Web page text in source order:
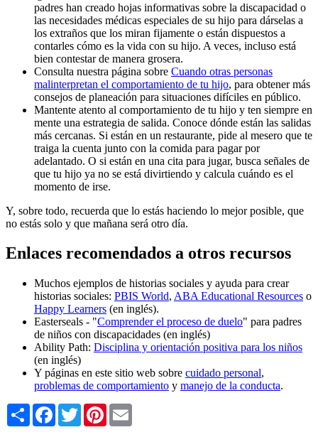
padres han creado hojas informativas sobre la discapacidad o
las necesidades médicas especiales de su hijo para dárselas a
los extraños que los miran fijamente o están dispuestos a
contarles cómo es la vida con su hijo. A veces, incluso está
bien contestar de manera grosera.
Consulta nuestra página sobre Cuando otras personas
malinterpretan el comportamiento de tu hijo, para obtener más
consejos de planeación para situaciones difíciles en público.
Mantente atento al comportamiento de tu hijo y ten siempre en
mente una estrategia de salida. Conoce dónde están las salidas
más cercanas. Si están en un restaurante, pide al mesero que te
traiga la cuenta junto con la comida para pagar por
adelantado. O si están en una cita para jugar, busca señales de
que tu hijo ya no se está divirtiendo y calcula cuándo es el
momento de irse.
Y, sobre todo, recuerda que lo estás haciendo lo mejor posible, que
no estás solo y que mañana será otro día.
Enlaces recomendados a otros recursos
Muchos ejemplos de historias sociales y ayuda para crear
historias sociales: PBIS World, ABA Educational Resources o
Happy Learners (en inglés).
Easterseals - "Comprender el proceso de duelo" para padres
de niños con discapacidades (en inglés)
Ability Path: Disciplina y orientación positiva para los niños
(en inglés)
Y páginas en este sitio web sobre cuidado personal,
problemas de comportamiento y manejo de la conducta.
Share Facebook
TwitterPinterest